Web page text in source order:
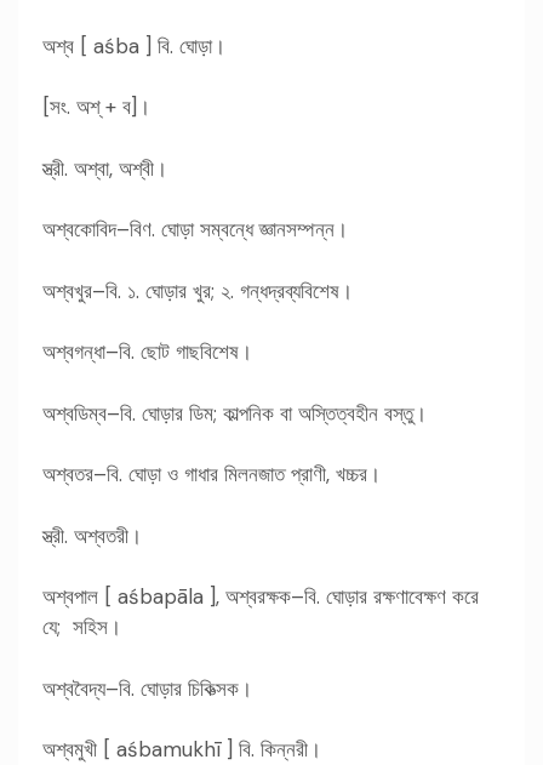
অশ্ব [ aśba ] বি. ঘোড়া।
[সং. অশ্ + ব]।
স্ত্রী. অশ্বা, অশ্বী।
অশ্বকোবিদ–বিণ. ঘোড়া সম্বন্ধে জ্ঞানসম্পন্ন।
অশ্বখুর–বি. ১. ঘোড়ার খুর; ২. গন্ধদ্রব্যবিশেষ।
অশ্বগন্ধা–বি. ছোট গাছবিশেষ।
অশ্বডিম্ব–বি. ঘোড়ার ডিম; কাল্পনিক বা অস্তিত্বহীন বস্তু।
অশ্বতর–বি. ঘোড়া ও গাধার মিলনজাত প্রাণী, খচ্চর।
স্ত্রী. অশ্বতরী।
অশ্বপাল [ aśbapāla ], অশ্বরক্ষক–বি. ঘোড়ার রক্ষণাবেক্ষণ করে
যে; সহিস।
অশ্ববৈদ্য–বি. ঘোড়ার চিকিত্সক।
অশ্বমুখী [ aśbamukhī ] বি. কিন্নরী।